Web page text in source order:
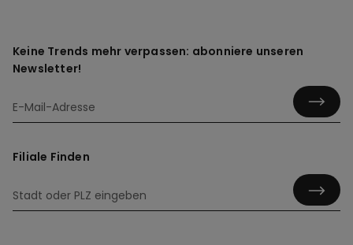
Keine Trends mehr verpassen: abonniere unseren
Newsletter!
Filiale Finden